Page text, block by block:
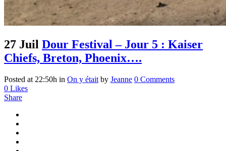
27 Juil Dour Festival – Jour 5 : Kaiser
Chiefs, Breton, Phoenix….
Posted at 22:50h in On y était by Jeanne 0 Comments
0 Likes
Share